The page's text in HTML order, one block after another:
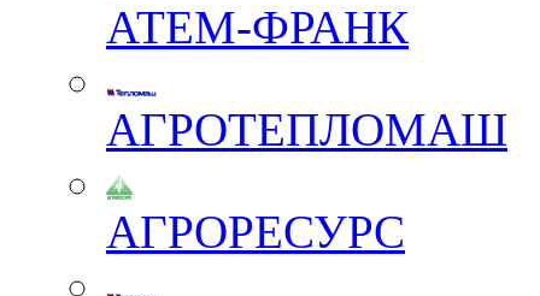
АТЕМ-ФРАНК
АГРОТЕПЛОМАШ
АГРОРЕСУРС